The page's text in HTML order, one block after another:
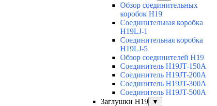
Обзор соединительных
коробок H19
Соединительная коробка
H19LJ-1
Соединительная коробка
H19LJ-5
Обзор соединителей H19
Соединитель H19JT-150A
Соединитель H19JT-200A
Соединитель H19JT-300A
Соединитель H19JT-500A
Заглушки H19
▼